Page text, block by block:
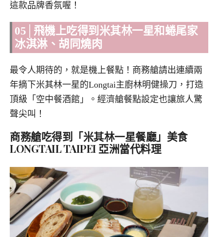
這款品牌香氛喔！
05│飛機上吃得到米其林一星和蜷尾家
冰淇淋、胡同燒肉
最令人期待的，就是機上餐點！商務艙請出連續兩
年摘下米其林一星的Longtai主廚林明健操刀，打造
頂級「空中餐酒館」。經濟艙餐點設定也讓旅人驚
聲尖叫！
商務艙吃得到「米其林一星餐廳」美食
LONGTAIL TAIPEI 亞洲當代料理